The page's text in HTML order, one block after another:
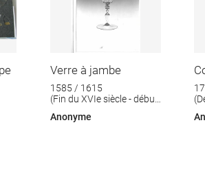
Verre à jambe
1585 / 1615
(Fin du XVIe siècle - début
Anonyme